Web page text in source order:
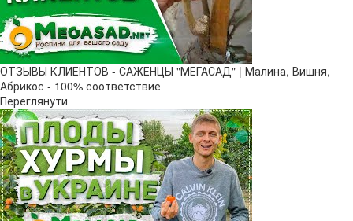
ОТЗЫВЫ КЛИЕНТОВ - САЖЕНЦЫ "МЕГАСАД" | Малина, Вишня,
Абрикос - 100% соответствие
Переглянути